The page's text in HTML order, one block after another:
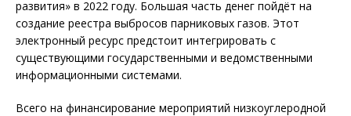
развития» в 2022 году. Большая часть денег пойдёт на
создание реестра выбросов парниковых газов. Этот
электронный ресурс предстоит интегрировать с
существующими государственными и ведомственными
информационными системами.
Всего на финансирование мероприятий низкоуглеродной